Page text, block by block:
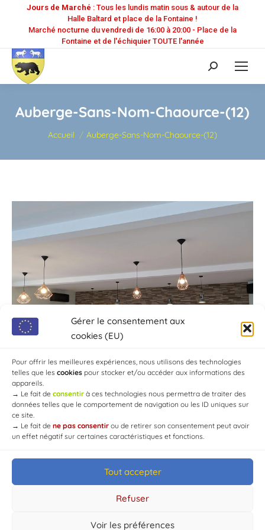
Gérer le consentement aux
cookies (EU)
Pour offrir les meilleures expériences, nous utilisons des technologies
telles que les cookies pour stocker et/ou accéder aux informations des
appareils.
→ Le fait de consentir à ces technologies nous permettra de traiter des
données telles que le comportement de navigation ou les ID uniques sur
ce site.
→ Le fait de ne pas consentir ou de retirer son consentement peut avoir
un effet négatif sur certaines caractéristiques et fonctions.
Tout accepter
Refuser
Voir les préférences
Jours de Marché : Tous les lundis matin sous & autour de la
Halle Baltard et place de la Fontaine !
Marché nocturne du vendredi de 16:00 à 20:00 - Place de la
Fontaine et de l'échiquier TOUTE l'année
Recherche
:
Auberge-Sans-Nom-Chaource-(12)
Vous êtes ici :
Accueil Auberge-Sans-Nom-Chaource-(12)
© Mairie de Chaource [2004-2024] | Tous droits réservés.
Developed byWEB3-DESIGN